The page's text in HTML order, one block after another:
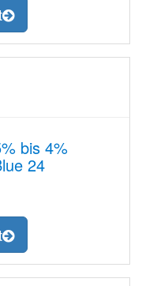
bis 4%
24